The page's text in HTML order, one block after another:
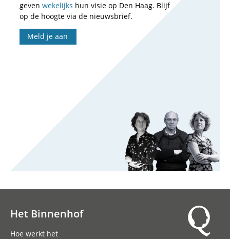
geven wekelijks hun visie op Den Haag. Blijf
op de hoogte via de nieuwsbrief.
Meld je aan
Het Binnenhof
Hoe werkt het